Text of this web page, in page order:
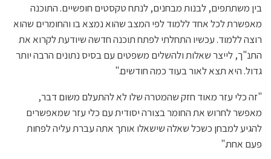
בין משתתפים, לבנות מבחנים, לנתח טקסטים חופשיים. התוכנה
מאפשרת לכל אחד ללמוד לפי המצב שהוא נמצא בו והחומרים שהוא
רוצה ללמוד. עכשיו התחלתי לפתח תוכנה חדשה שיודעת לקרוא את
התנ"ך, לייצר שאלות ולהשלים משפטים עם בסיס נתונים הרבה יותר
גדול. היא תצא לאור בעוד כמה חודשים."
"זה כלי עזר מאוד חזק שהמטרה שלו לא להתעלם משום דבר,
מאפשר לחרוש את החומר בצורה יסודית עם כלי עזר שמאפשרים
להגיע למבחן כשכל שאלה שישאלו אותך אתה עברת עליה לפחות
פעם אחת."